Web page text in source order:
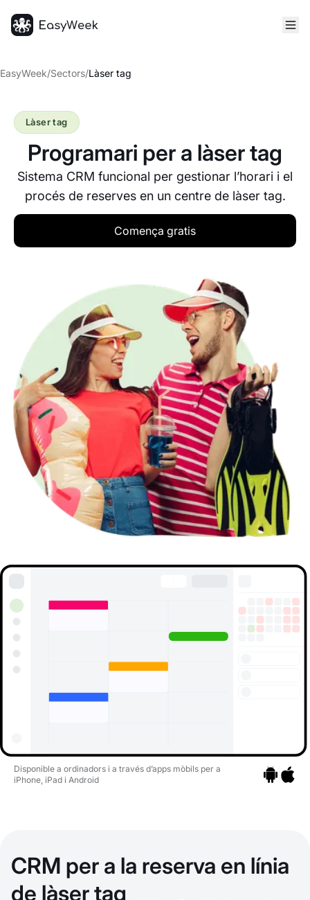
EasyWeek/Sectors/Làser tag
Programari per a làser tag
Sistema CRM funcional per gestionar l’horari i el
procés de reserves en un centre de làser tag.
Làser tag
Comença gratis
Disponible a ordinadors i a través d’apps mòbils per a
iPhone, iPad i Android
CRM per a la reserva en línia
de làser tag